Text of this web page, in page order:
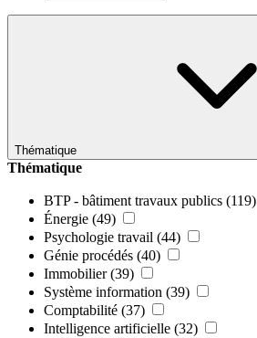
Thématique
Thématique
BTP - bâtiment travaux publics (119)
Énergie (49)
Psychologie travail (44)
Génie procédés (40)
Immobilier (39)
Système information (39)
Comptabilité (37)
Intelligence artificielle (32)